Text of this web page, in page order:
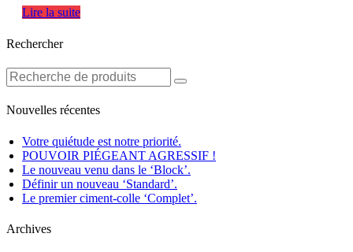
Lire la suite
Rechercher
Nouvelles récentes
Votre quiétude est notre priorité.
POUVOIR PIÉGEANT AGRESSIF !
Le nouveau venu dans le ‘Block’.
Définir un nouveau ‘Standard’.
Le premier ciment-colle ‘Complet’.
Archives